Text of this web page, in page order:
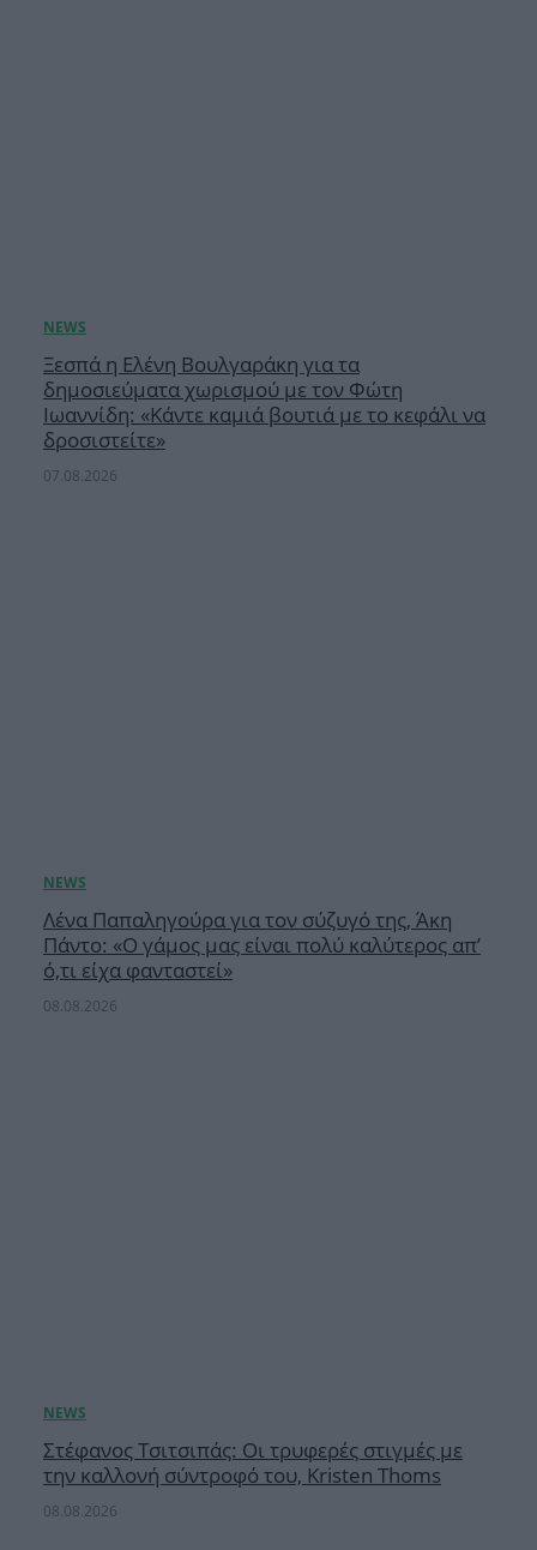
Ξεσπά η Ελένη Βουλγαράκη για τα
δημοσιεύματα χωρισμού με τον Φώτη
Ιωαννίδη: «Κάντε καμιά βουτιά με το κεφάλι να
δροσιστείτε»
07.08.2026
Λένα Παπαληγούρα για τον σύζυγό της, Άκη
Πάντο: «Ο γάμος μας είναι πολύ καλύτερος απ’
ό,τι είχα φανταστεί»
08.08.2026
Στέφανος Τσιτσιπάς: Οι τρυφερές στιγμές με
την καλλονή σύντροφό του, Kristen Thoms
08.08.2026